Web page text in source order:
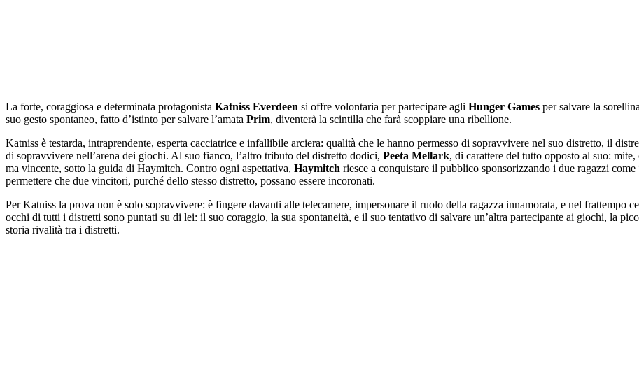
La forte, coraggiosa e determinata protagonista Katniss Everdeen si offre volontaria per partecipare agli Hunger Games per salvare la
suo gesto spontaneo, fatto d’istinto per salvare l’amata Prim, diventerà la scintilla che farà scoppiare una ribellione.
Katniss è testarda, intraprendente, esperta cacciatrice e infallibile arciera: qualità che le hanno permesso di sopravvivere nel suo distretto, il
di sopravvivere nell’arena dei giochi. Al suo fianco, l’altro tributo del distretto dodici, Peeta Mellark, di carattere del tutto opposto al suo:
ma vincente, sotto la guida di Haymitch. Contro ogni aspettativa, Haymitch riesce a conquistare il pubblico sponsorizzando i due ragazzi
permettere che due vincitori, purché dello stesso distretto, possano essere incoronati.
Per Katniss la prova non è solo sopravvivere: è fingere davanti alle telecamere, impersonare il ruolo della ragazza innamorata, e nel frattempo
occhi di tutti i distretti sono puntati su di lei: il suo coraggio, la sua spontaneità, e il suo tentativo di salvare un’altra partecipante ai giochi, la
storia rivalità tra i distretti.